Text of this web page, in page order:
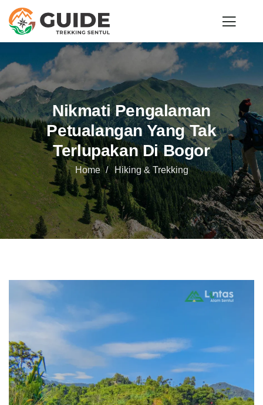
Nikmati Pengalaman
Petualangan Yang Tak
Terlupakan Di Bogor
Home Hiking & Trekking